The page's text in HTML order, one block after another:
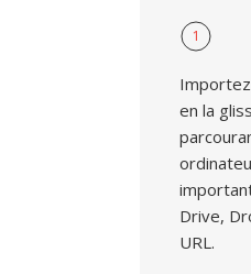
1
en la
Drive,
URL.